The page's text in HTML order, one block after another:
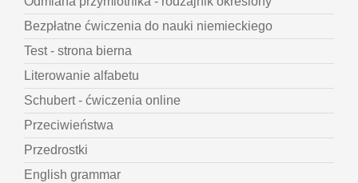
Bezpłatne ćwiczenia do nauki niemieckiego
Test - strona bierna
Literowanie alfabetu
Schubert - ćwiczenia online
Przeciwieństwa
Przedrostki
English grammar